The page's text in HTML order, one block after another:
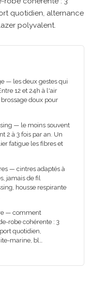
quotidien, alternance
polyvalent.
— les deux gestes qui
12 et 24h à l'air
doux pour
— le moins souvent
2 à 3 fois par an. Un
fatigue les fibres et
— cintres adaptés à
jamais de fil
housse respirante
— comment
robe cohérente : 3
quotidien,
marine, bl…